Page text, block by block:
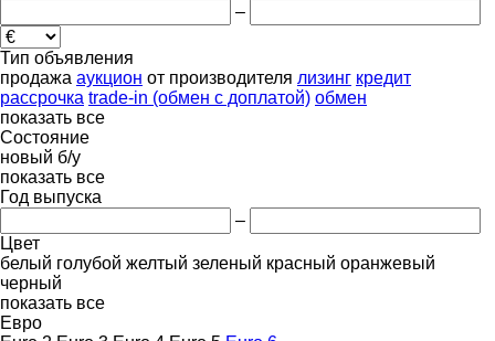
–
Тип объявления
продажа аукцион от производителя лизинг кредит
рассрочка trade-in (обмен с доплатой) обмен
показать все
Состояние
новый б/у
показать все
Год выпуска
–
Цвет
белый голубой желтый зеленый красный оранжевый
черный
показать все
Евро